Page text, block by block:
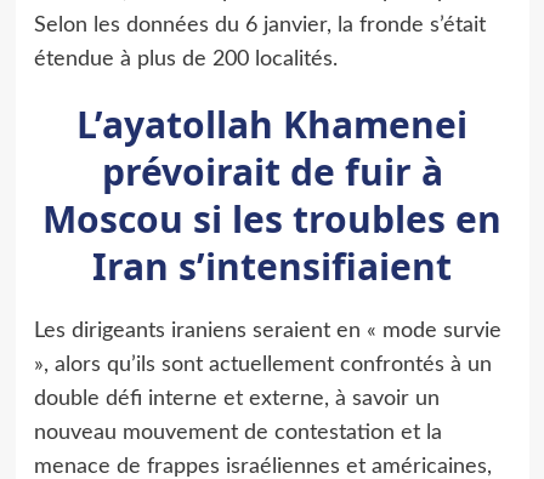
Selon les données du 6 janvier, la fronde s’était
étendue à plus de 200 localités.
L’ayatollah Khamenei
prévoirait de fuir à
Moscou si les troubles en
Iran s’intensifiaient
Les dirigeants iraniens seraient en « mode survie
», alors qu’ils sont actuellement confrontés à un
double défi interne et externe, à savoir un
nouveau mouvement de contestation et la
menace de frappes israéliennes et américaines,